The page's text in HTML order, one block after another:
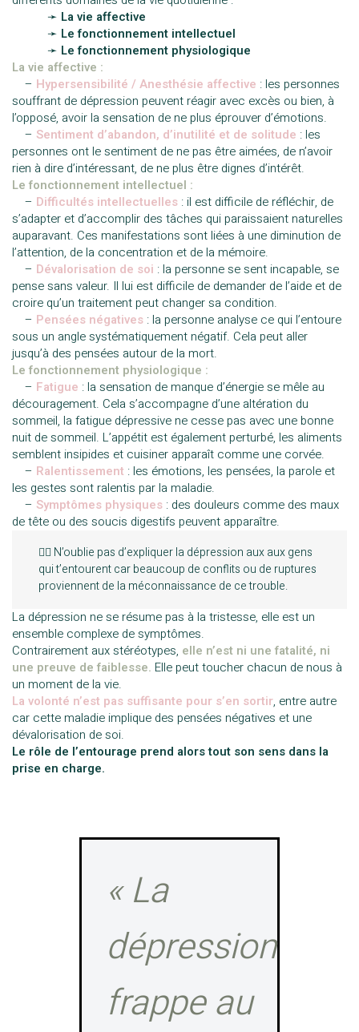
➛ La vie affective
➛ Le fonctionnement intellectuel
➛ Le fonctionnement physiologique
La vie affective :
– Hypersensibilité / Anesthésie affective : les personnes
souffrant de dépression peuvent réagir avec excès ou bien, à
l’opposé, avoir la sensation de ne plus éprouver d’émotions.
– Sentiment d’abandon, d’inutilité et de solitude : les
personnes ont le sentiment de ne pas être aimées, de n’avoir
rien à dire d’intéressant, de ne plus être dignes d’intérêt.
Le fonctionnement intellectuel :
– Difficultés intellectuelles : il est difficile de réfléchir, de
s’adapter et d’accomplir des tâches qui paraissaient naturelles
auparavant. Ces manifestations sont liées à une diminution de
l’attention, de la concentration et de la mémoire.
– Dévalorisation de soi : la personne se sent incapable, se
pense sans valeur. Il lui est difficile de demander de l’aide et de
croire qu’un traitement peut changer sa condition.
– Pensées négatives : la personne analyse ce qui l’entoure
sous un angle systématiquement négatif. Cela peut aller
jusqu’à des pensées autour de la mort.
Le fonctionnement physiologique :
– Fatigue : la sensation de manque d’énergie se mêle au
découragement. Cela s’accompagne d’une altération du
sommeil, la fatigue dépressive ne cesse pas avec une bonne
nuit de sommeil. L’appétit est également perturbé, les aliments
semblent insipides et cuisiner apparaît comme une corvée.
– Ralentissement : les émotions, les pensées, la parole et
les gestes sont ralentis par la maladie.
– Symptômes physiques : des douleurs comme des maux
de tête ou des soucis digestifs peuvent apparaître.
☝🏼 N’oublie pas d’expliquer la dépression aux aux gens
qui t’entourent car beaucoup de conflits ou de ruptures
proviennent de la méconnaissance de ce trouble.
La dépression ne se résume pas à la tristesse, elle est un
ensemble complexe de symptômes.
Contrairement aux stéréotypes, elle n’est ni une fatalité, ni
une preuve de faiblesse. Elle peut toucher chacun de nous à
un moment de la vie.
La volonté n’est pas suffisante pour s’en sortir, entre autre
car cette maladie implique des pensées négatives et une
dévalorisation de soi.
Le rôle de l’entourage prend alors tout son sens dans la
prise en charge.
« La
dépression
frappe au